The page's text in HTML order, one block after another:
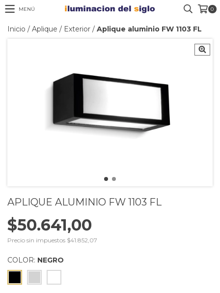
MENÚ 0
Inicio / Aplique / Exterior / Aplique aluminio FW 1103 FL
APLIQUE ALUMINIO FW 1103 FL
$50.641,00
Precio sin impuestos $41.852,07
COLOR: NEGRO